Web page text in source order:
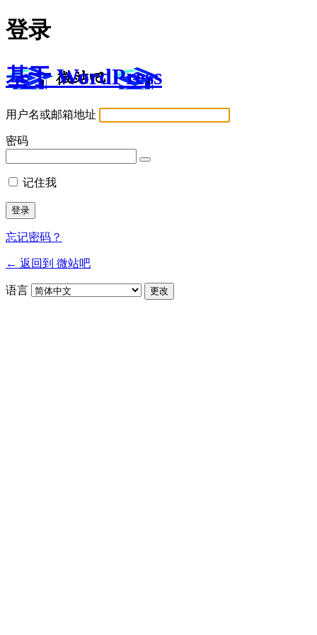
登录
基于 WordPress
用户名或邮箱地址
密码
记住我
忘记密码？
← 返回到 微站吧
语言